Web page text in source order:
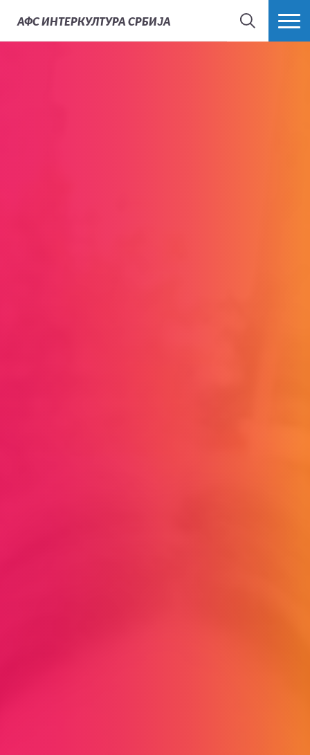
АФСИНТЕРКУЛТУРА СРБИЈА
ТРАЖИ ВИШЕ